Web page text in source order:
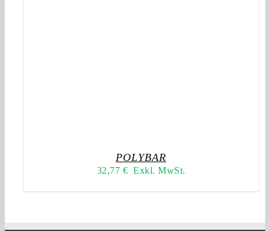
POLYBAR
32,77 € Exkl. MwSt.